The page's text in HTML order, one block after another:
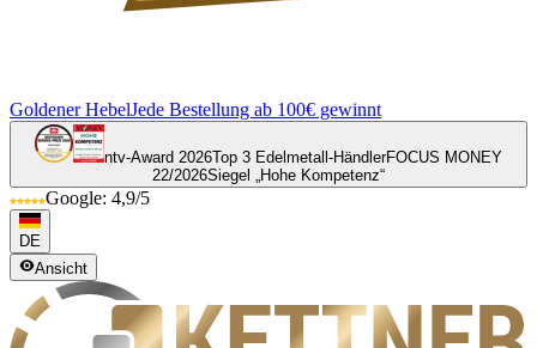
Goldener HebelJede Bestellung ab 100€ gewinnt
ntv-Award 2026Top 3 Edelmetall-HändlerFOCUS MONEY
22/2026Siegel „Hohe Kompetenz“
Google: 4,9/5
DE
Ansicht